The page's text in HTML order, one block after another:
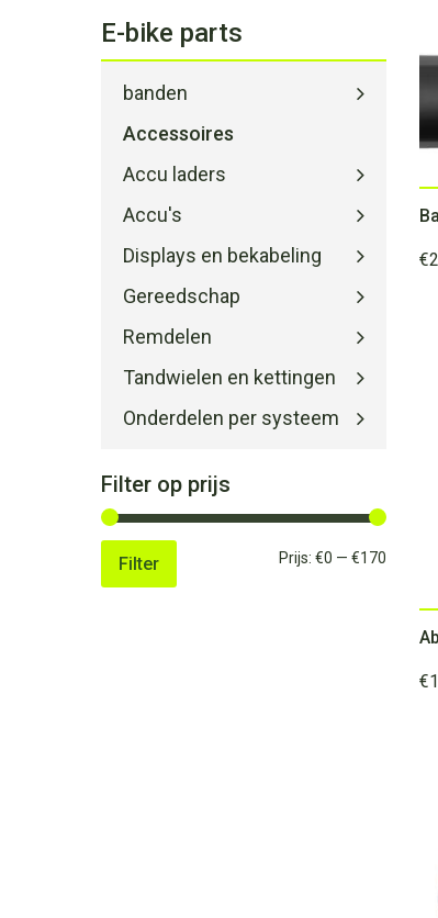
€
€
E-bike parts
banden
Accessoires
Accu laders
Accu's
Displays en bekabeling
Gereedschap
Remdelen
Tandwielen en kettingen
Onderdelen per systeem
Filter op prijs
Filter Prijs: €0 — €170